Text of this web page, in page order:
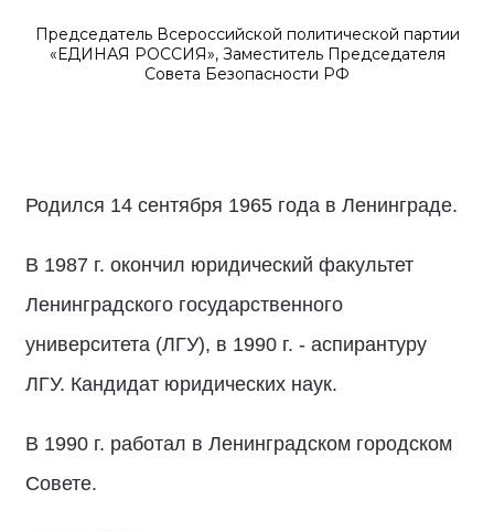
Председатель Всероссийской политической партии
«ЕДИНАЯ РОССИЯ», Заместитель Председателя
Совета Безопасности РФ
Родился 14 сентября 1965 года в Ленинграде.
В 1987 г. окончил юридический факультет
Ленинградского государственного
университета (ЛГУ), в 1990 г. - аспирантуру
ЛГУ. Кандидат юридических наук.
В 1990 г. работал в Ленинградском городском
Совете.